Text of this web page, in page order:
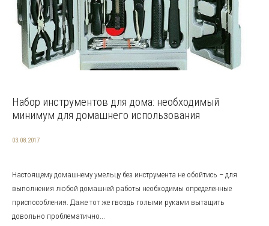
Набор инструментов для дома: необходимый
минимум для домашнего использования
03.08.2017
Настоящему домашнему умельцу без инструмента не обойтись – для
выполнения любой домашней работы необходимы определенные
приспособления. Даже тот же гвоздь голыми руками вытащить
довольно проблематично...